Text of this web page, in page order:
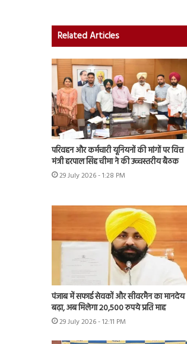
Related Articles
परिवहन और कर्मचारी यूनियनों की मांगों पर वित्त
मंत्री हरपाल सिंह चीमा ने की उच्चस्तरीय बैठक
29 July 2026 - 1:28 PM
पंजाब में सफाई सेवकों और सीवरमैन का मानदेय
बढ़ा, अब मिलेगा 20,500 रुपये प्रति माह
29 July 2026 - 12:11 PM